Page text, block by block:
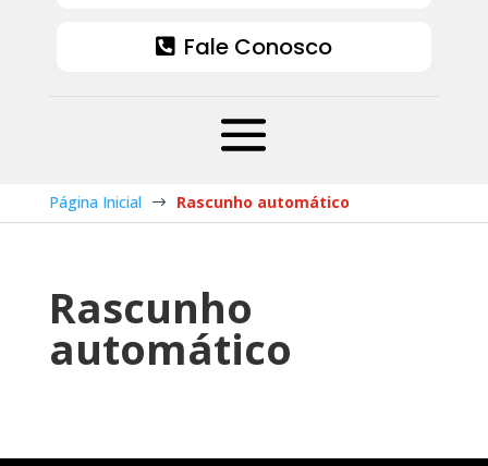
Fale Conosco
Página Inicial $ Rascunho automático
Rascunho
automático